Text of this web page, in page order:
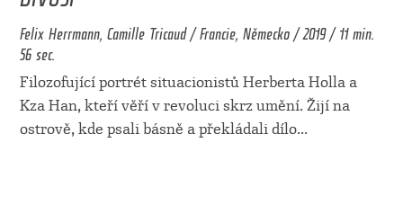
Felix Herrmann, Camille Tricaud / Francie, Německo / 2019 / 11 min.
56 sec.
Filozofující portrét situacionistů Herberta Holla a
Kza Han, kteří věří v revoluci skrz umění. Žijí na
ostrově, kde psali básně a překládali dílo...